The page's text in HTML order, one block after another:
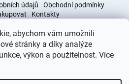
abychom vám umožnili
stránky a díky analýze
výkon a použitelnost. Více
údajů
Obchodní podmínky
Kontakty
Doprava a platba